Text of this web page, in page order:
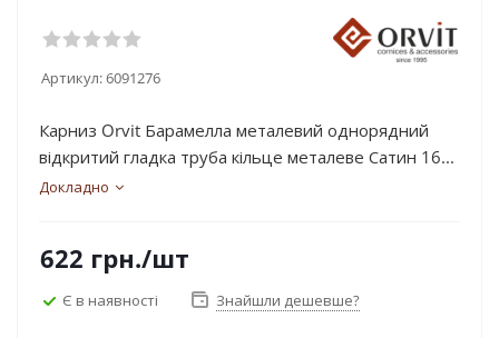
Артикул:6091276
Карниз Orvit Барамелла металевий однорядний
відкритий гладка труба кільце металеве Сатин 16...
Докладно
622 грн./шт
Є в наявності Знайшли дешевше?